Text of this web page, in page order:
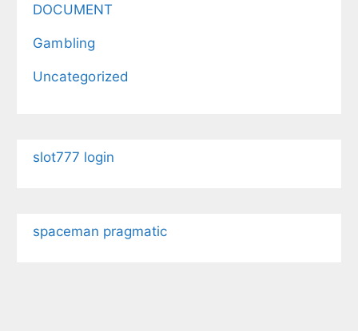
DOCUMENT
Gambling
Uncategorized
slot777 login
spaceman pragmatic